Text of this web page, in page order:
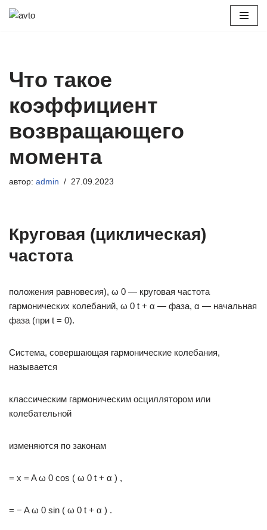
Что такое
коэффициент
возвращающего
момента
автор: admin 27.09.2023
Круговая (циклическая)
частота
положения равновесия), ω 0 — круговая частота
гармонических колебаний, ω 0 t + α — фаза, α — начальная
фаза (при t = 0).
Система, совершающая гармонические колебания,
называется
классическим гармоническим осциллятором или
колебательной
изменяются по законам
= x = A ω 0 cos ( ω 0 t + α ) ,
= − A ω 0 sin ( ω 0 t + α ) .